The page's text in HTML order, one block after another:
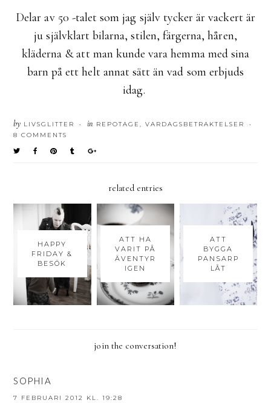
Delar av 50 -talet som jag själv tycker är vackert är
ju självklart bilarna, stilen, färgerna, håren,
kläderna & att man kunde vara hemma med sina
barn på ett helt annat sätt än vad som erbjuds
idag.
by LIVSGLITTER • in REPOTAGE, VARDAGSBETRAKTELSER •
8 COMMENTS
related entries
HAPPY
FRIDAY &
BESÖK
ATT HA
VARIT PÅ
ÄVENTYR
IGEN
ATT
BYGGA
PANSARP
LÅT
join the conversation!
SOPHIA
7 FEBRUARI 2012 KL. 19:28